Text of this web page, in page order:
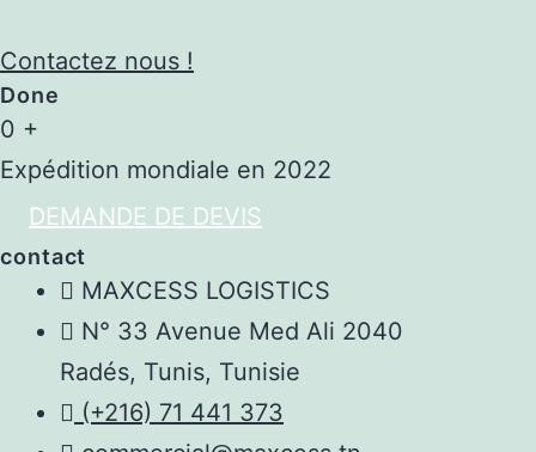
Contactez nous !
Done
0 +
Expédition mondiale en 2022
DEMANDE DE DEVIS
contact
MAXCESS LOGISTICS
N° 33 Avenue Med Ali 2040
Radés, Tunis, Tunisie
(+216) 71 441 373